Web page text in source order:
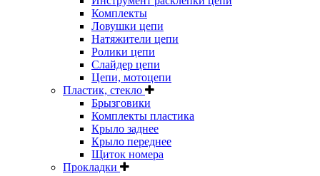
Комплекты
Ловушки цепи
Натяжители цепи
Ролики цепи
Слайдер цепи
Цепи, мотоцепи
Пластик, стекло
Брызговики
Комплекты пластика
Крыло заднее
Крыло переднее
Щиток номера
Прокладки